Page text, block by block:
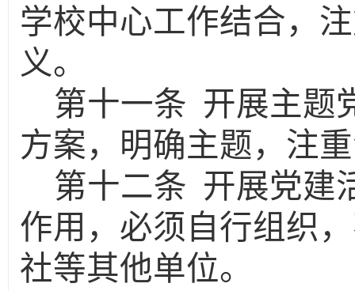
学校中心工作结合，
义。
第十一条 开展主题
方案，明确主题，注
第十二条 开展党建
作用，必须自行组织
社等其他单位。